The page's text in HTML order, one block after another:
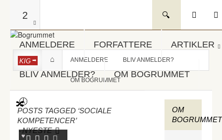
2
ANMELDERE FORFATTERE ARTIKLER
BLIV ANMELDER? OM BOGRUMMET
KIG ANMELDERE BLIV ANMELDER?
OM BOGRUMMET
POSTS TAGGED ‘SOCIALE
KOMPETENCER’
-NYESTE
OM
BOGRUMMET